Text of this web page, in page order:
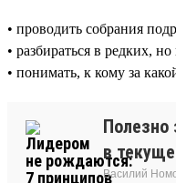
• проводить собрания
• разбираться в редких,
• понимать, к кому за
Полезно
в
Василий